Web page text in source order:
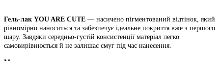
Гель-лак YOU ARE CUTE — насичено пігментований відтінок, який
рівномірно наноситься та забезпечує ідеальне покриття вже з першого
шару. Завдяки середньо-густій консистенції матеріал легко
самовирівнюється й не залишає смуг під час нанесення.